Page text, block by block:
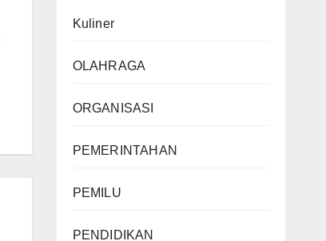
Kuliner
OLAHRAGA
ORGANISASI
PEMERINTAHAN
PEMILU
PENDIDIKAN